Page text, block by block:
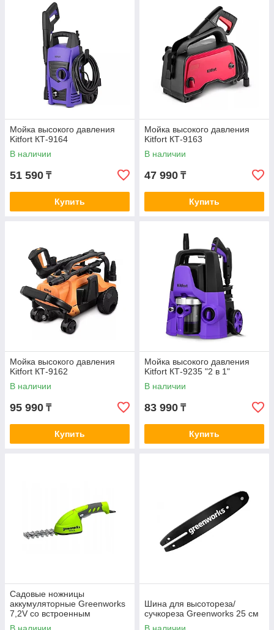
Мойка высокого давления
Kitfort КТ-9164
В наличии
51 590 ₸
Купить
Мойка высокого давления
Kitfort КТ-9163
В наличии
47 990 ₸
Купить
Мойка высокого давления
Kitfort КТ-9162
В наличии
95 990 ₸
Купить
Мойка высокого давления
Kitfort КТ-9235 "2 в 1"
В наличии
83 990 ₸
Купить
Садовые ножницы
аккумуляторные Greenworks
7,2V со встроенным
аккумулятором 2 Aч и
Шина для высотореза/
сучкореза Greenworks 25 см